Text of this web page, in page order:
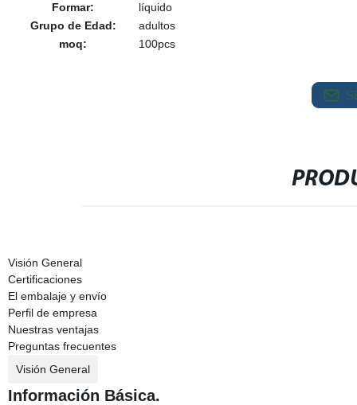
Formar:
líquido
Grupo de Edad:
adultos
moq:
100pcs
Visión General
Certificaciones
El embalaje y envío
Perfil de empresa
Nuestras ventajas
Preguntas frecuentes
Visión General
Información Básica.